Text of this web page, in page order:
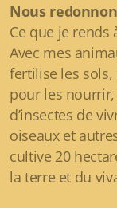
Nous
Ce que je rends
Avec mes
fertilise les
pour les
d’insectes de
oiseaux et
cultive 20
la terre et du